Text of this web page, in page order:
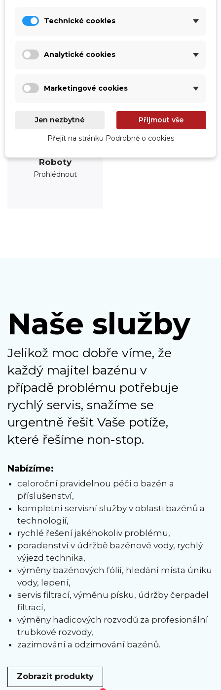
Roboty
Prohlédnout
Naše služby
Jelikož moc dobře víme, že
každý majitel bazénu v
případě problému potřebuje
rychlý servis, snažíme se
urgentně řešit Vaše potíže,
které řešíme non-stop.
Nabízíme:
celoroční pravidelnou péči o bazén a
příslušenství,
kompletní servisní služby v oblasti bazénů a
technologií,
rychlé řešení jakéhokoliv problému,
poradenství v údržbě bazénové vody, rychlý
výjezd technika,
výměny bazénových fólií, hledání místa úniku
vody, lepení,
servis filtrací, výměnu písku, údržby čerpadel
filtrací,
výměny hadicových rozvodů za profesionální
trubkové rozvody,
zazimování a odzimování bazénů.
Zobrazit produkty
Technické cookies
Analytické cookies
Marketingové cookies
Jen nezbytné Přijmout vše
Přejít na stránku Podrobně o cookies